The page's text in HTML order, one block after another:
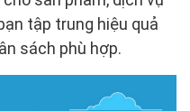
tập trung hiệu quả
sách phù hợp.